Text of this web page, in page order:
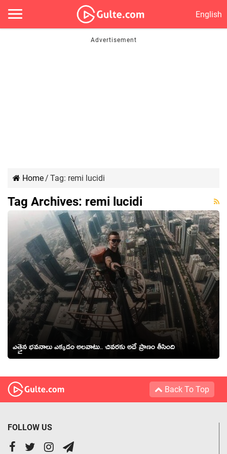
English
Home/ Tag: remi lucidi
Tag Archives: remi lucidi
ఎత్తైన భ‌వ‌నాలు ఎక్క‌డం అలవాటు.. చివ‌ర‌కు అదే ప్రాణం తీసింది
Back To Top
FOLLOW US